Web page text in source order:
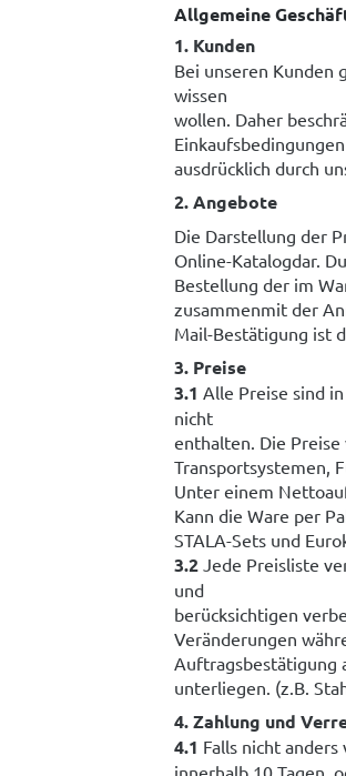
Allgemeine
1. Kunden
Bei unseren Kunden
wissen
wollen. Daher
ausdrücklich durch
2. Angebote
Die Darstellung der
Online-Katalogdar.
Bestellung der im
zusammenmit der
Mail-Bestätigung ist
3. Preise
3.1 Alle Preise sind
nicht
enthalten. Die
Transportsystemen,
Unter einem
Kann die Ware per
STALA-Sets und
3.2 Jede Preisliste
und
berücksichtigen
Veränderungen
Auftragsbestätigung
unterliegen. (z.B.
4. Zahlung und
4.1 Falls nicht
innerhalb 10 Tagen,